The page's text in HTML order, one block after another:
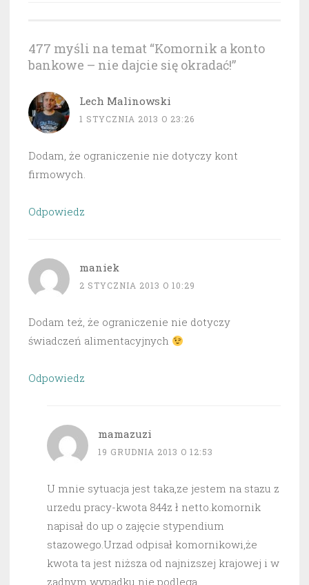
477 myśli na temat “Komornik a konto
bankowe – nie dajcie się okradać!”
Lech Malinowski
1 STYCZNIA 2013 O 23:26
Dodam, że ograniczenie nie dotyczy kont
firmowych.
Odpowiedz
maniek
2 STYCZNIA 2013 O 10:29
Dodam też, że ograniczenie nie dotyczy
świadczeń alimentacyjnych
Odpowiedz
mamazuzi
19 GRUDNIA 2013 O 12:53
U mnie sytuacja jest taka,ze jestem na stazu z
urzedu pracy-kwota 844z ł netto.komornik
napisał do up o zajęcie stypendium
stazowego.Urzad odpisał komornikowi,że
kwota ta jest niższa od najnizszej krajowej i w
zadnym wypadku nie podlega